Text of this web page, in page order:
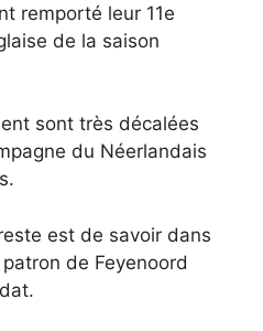
remporté leur 11e
de la saison
sont très décalées
du Néerlandais
est de savoir dans
de Feyenoord